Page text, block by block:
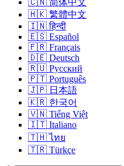
🇭🇰 繁體中文
🇮🇳 हिन्दी
🇪🇸 Español
🇫🇷 Français
🇩🇪 Deutsch
🇷🇺 Русский
🇵🇹 Português
🇯🇵 日本語
🇰🇷 한국어
🇻🇳 Tiếng Việt
🇮🇹 Italiano
🇹🇭 ไทย
🇹🇷 Türkçe